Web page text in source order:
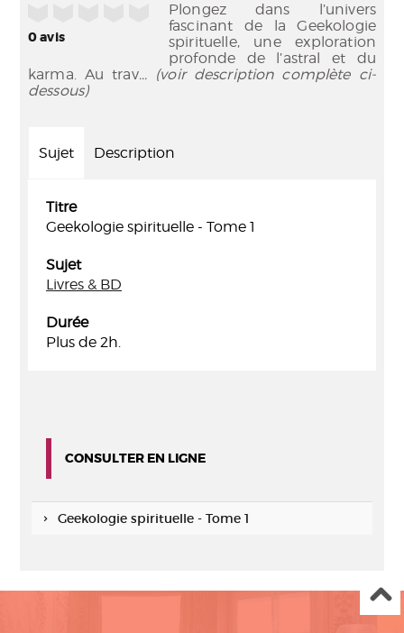
0avis
Plongez dans l’univers
fascinant de la Geekologie
spirituelle, une exploration
profonde de l’astral et du
karma. Au trav... (voir description complète ci-
dessous)
Sujet Description
Titre
Geekologie spirituelle - Tome 1
Sujet
Livres & BD
Durée
Plus de 2h.
CONSULTER EN LIGNE
Geekologie spirituelle - Tome 1